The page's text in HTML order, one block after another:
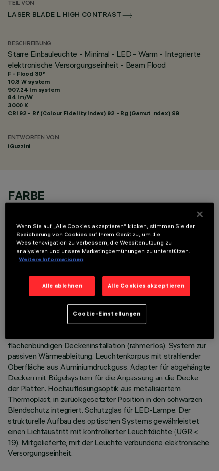
TEIL VON
LASER BLADE L HIGH CONTRAST
BESCHREIBUNG
Starre Einbauleuchte - Minimal - LED - Warm - Integrierte
elektronische Versorgungseinheit - Beam Flood
F - Flood 30°
10.8 W system
907.24 lm system
84 lm/W
3000 K
CRI 92 - Rf (Colour Fidelity Index) 92 - Rg (Gamut Index) 99
ENTWORFEN VON
iGuzzini
FARBE
TECHNISCHE DATEN
Einbau-Leuchte mit fester Optik für LED-Lampe Warm
flächenbündigen Deckeninstallation (rahmenlos). System zur
passiven Wärmeableitung. Leuchtenkorpus mit strahlender
Oberfläche aus Aluminiumdruckguss. Adapter für abgehängte
Decken mit Bügelsystem für die Anpassung an die Decke
der Platten. Hochauflösungsoptik aus metallisiertem
Thermoplast, in zurückgesetzter Position in den schwarzen
Blendschutz integriert. Schutzglas für LED-Lampe. Der
strukturelle Aufbau des optischen Systems gewährleistet
einen Lichtaustritt mit kontrollierter Leuchtdichte (UGR <
19). Mitgelieferte, mit der Leuchte verbundene elektronische
Versorgungseinheit.
Wenn Sie auf „Alle Cookies akzeptieren“ klicken, stimmen Sie der
Speicherung von Cookies auf Ihrem Gerät zu, um die
Websitenavigation zu verbessern, die Websitenutzung zu
analysieren und unsere Marketingbemühungen zu unterstützen.
Weitere Informationen
Alle ablehnen Alle Cookies akzeptieren
Cookie-Einstellungen